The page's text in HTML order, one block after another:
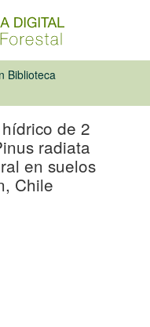
Biblioteca
de 2
radiata
en suelos
Chile